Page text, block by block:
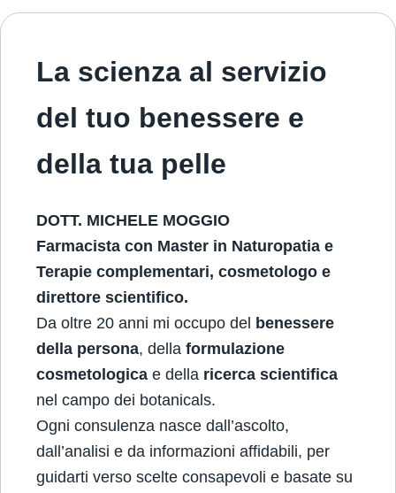
La scienza al servizio
del tuo benessere e
della tua pelle
DOTT. MICHELE MOGGIO
Farmacista con Master in Naturopatia e
Terapie complementari, cosmetologo e
direttore scientifico.
Da oltre 20 anni mi occupo del benessere
della persona, della formulazione
cosmetologica e della ricerca scientifica
nel campo dei botanicals.
Ogni consulenza nasce dall’ascolto,
dall’analisi e da informazioni affidabili, per
guidarti verso scelte consapevoli e basate su